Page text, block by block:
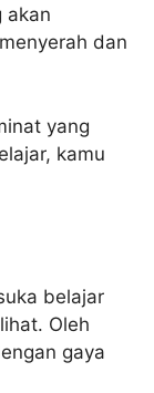
akan
dan
yang
kamu
belajar
Oleh
gaya